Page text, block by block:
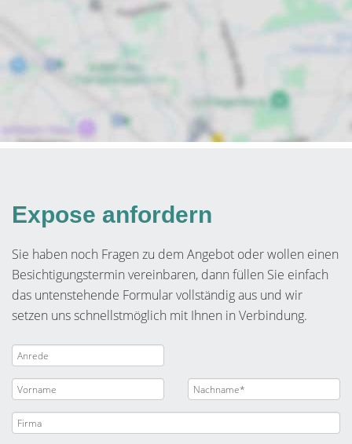
Expose anfordern
Sie haben noch Fragen zu dem Angebot oder wollen einen
Besichtigungstermin vereinbaren, dann füllen Sie einfach
das untenstehende Formular vollständig aus und wir
setzen uns schnellstmöglich mit Ihnen in Verbindung.